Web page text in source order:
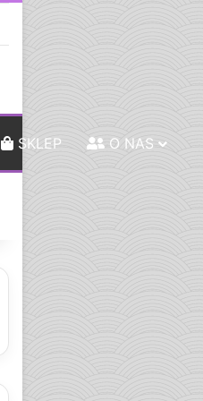
SKLEP O NAS